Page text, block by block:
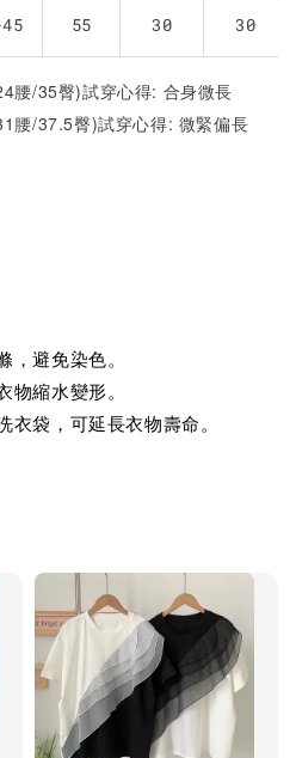
55 30 30
腰/35臀)試穿心得: 合身微長
腰/37.5臀)試穿心得: 微緊偏長
避免染色。
縮水變形。
袋，可延長衣物壽命。